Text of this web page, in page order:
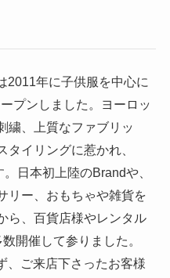
2011年に子供服を中心に
プンしました。ヨーロッ
繍、上質なファブリッ
タイリングに惹かれ、
日本初上陸のBrandや、
リー、おもちゃや雑貨を
ら、百貨店様やレンタル
開催して参りました。
、ご来店下さったお客様